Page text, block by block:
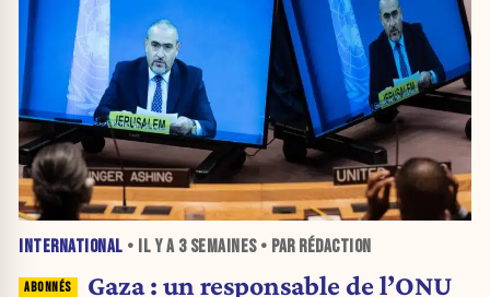
INTERNATIONAL • IL Y A 3 SEMAINES• PAR RÉDACTION
Gaza : un responsable de l’ONU